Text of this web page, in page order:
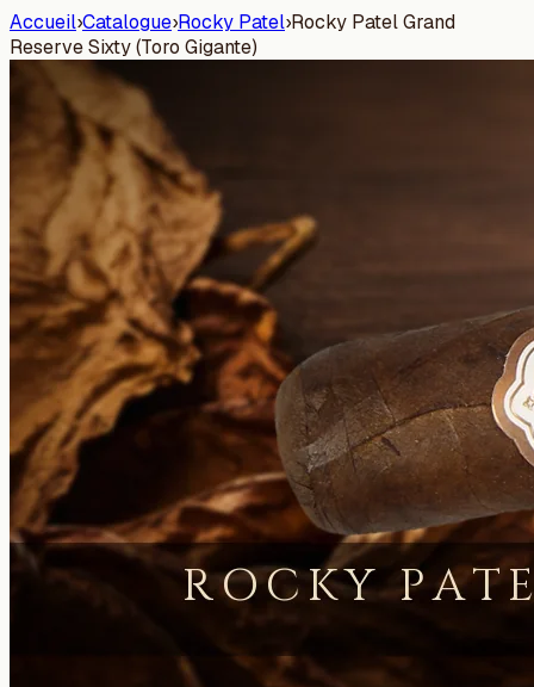
Accueil›Catalogue›Rocky Patel›Rocky Patel Grand
Reserve Sixty (Toro Gigante)